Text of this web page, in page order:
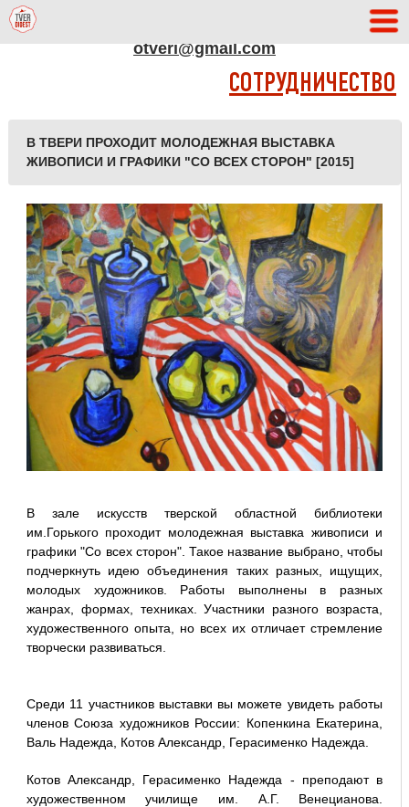
otveri@gmail.com
СОТРУДНИЧЕСТВО
В ТВЕРИ ПРОХОДИТ МОЛОДЕЖНАЯ ВЫСТАВКА
ЖИВОПИСИ И ГРАФИКИ "СО ВСЕХ СТОРОН" [2015]
В зале искусств тверской областной библиотеки
им.Горького проходит молодежная выставка живописи и
графики "Со всех сторон". Такое название выбрано, чтобы
подчеркнуть идею объединения таких разных, ищущих,
молодых художников. Работы выполнены в разных
жанрах, формах, техниках. Участники разного возраста,
художественного опыта, но всех их отличает стремление
творчески развиваться.
Среди 11 участников выставки вы можете увидеть работы
членов Союза художников России: Копенкина Екатерина,
Валь Надежда, Котов Александр, Герасименко Надежда.
Котов Александр, Герасименко Надежда - преподают в
художественном училище им. А.Г. Венецианова.